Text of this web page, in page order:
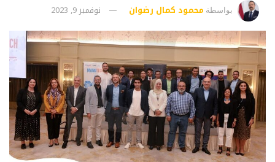
بواسطة محمود كمال رضوان نوفمبر 9, 2023